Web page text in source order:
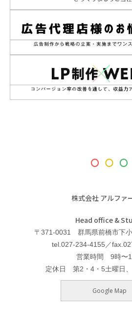
株式会社 アルファ
Head office &
〒371-0031 群馬県前橋市下
tel.027-234-4155／
営業時間 9時〜
定休日 第2・4・5土曜日
Google Map